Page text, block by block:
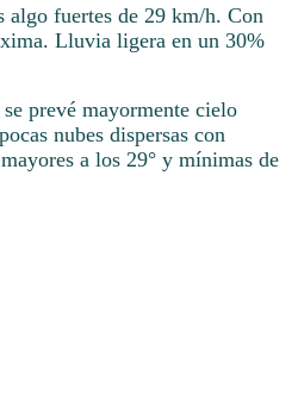
fuertes de 29 km/h. Con
Lluvia ligera en un 30%
prevé mayormente cielo
nubes dispersas con
a los 29° y mínimas de